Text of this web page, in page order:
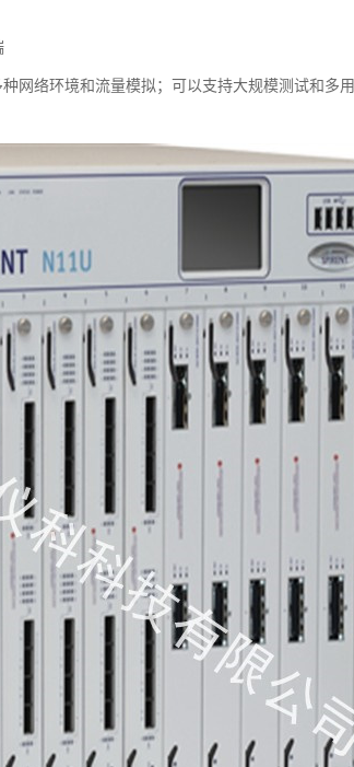
网络环境和流量模拟；可以支持大规模测试和多